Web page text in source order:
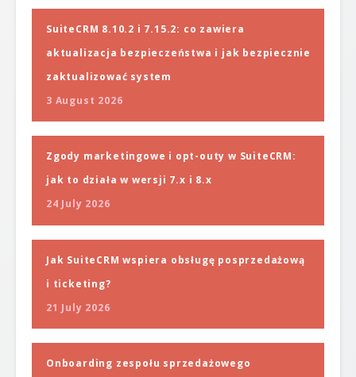
SuiteCRM 8.10.2 i 7.15.2: co zawiera
aktualizacja bezpieczeństwa i jak bezpiecznie
zaktualizować system
3 August 2026
Zgody marketingowe i opt-outy w SuiteCRM:
jak to działa w wersji 7.x i 8.x
24 July 2026
Jak SuiteCRM wspiera obsługę posprzedażową
i ticketing?
21 July 2026
Onboarding zespołu sprzedażowego